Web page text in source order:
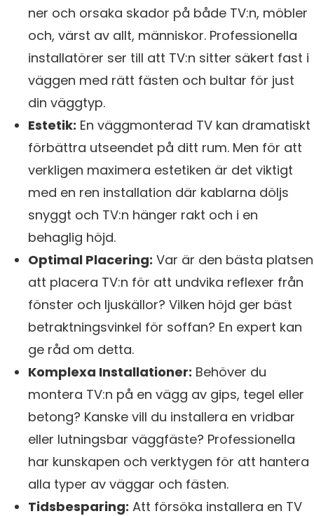
ner och orsaka skador på både TV:n, möbler
och, värst av allt, människor. Professionella
installatörer ser till att TV:n sitter säkert fast i
väggen med rätt fästen och bultar för just
din väggtyp.
Estetik: En väggmonterad TV kan dramatiskt
förbättra utseendet på ditt rum. Men för att
verkligen maximera estetiken är det viktigt
med en ren installation där kablarna döljs
snyggt och TV:n hänger rakt och i en
behaglig höjd.
Optimal Placering: Var är den bästa platsen
att placera TV:n för att undvika reflexer från
fönster och ljuskällor? Vilken höjd ger bäst
betraktningsvinkel för soffan? En expert kan
ge råd om detta.
Komplexa Installationer: Behöver du
montera TV:n på en vägg av gips, tegel eller
betong? Kanske vill du installera en vridbar
eller lutningsbar väggfäste? Professionella
har kunskapen och verktygen för att hantera
alla typer av väggar och fästen.
Tidsbesparing: Att försöka installera en TV